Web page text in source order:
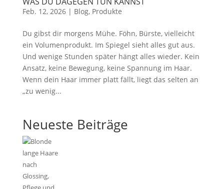
Feb. 12, 2026| Blog, Produkte
Du gibst dir morgens Mühe. Föhn, Bürste, vielleicht
ein Volumenprodukt. Im Spiegel sieht alles gut aus.
Und wenige Stunden später hängt alles wieder. Kein
Ansatz, keine Bewegung, keine Spannung im Haar.
Wenn dein Haar immer platt fällt, liegt das selten an
„zu wenig...
Neueste Beiträge